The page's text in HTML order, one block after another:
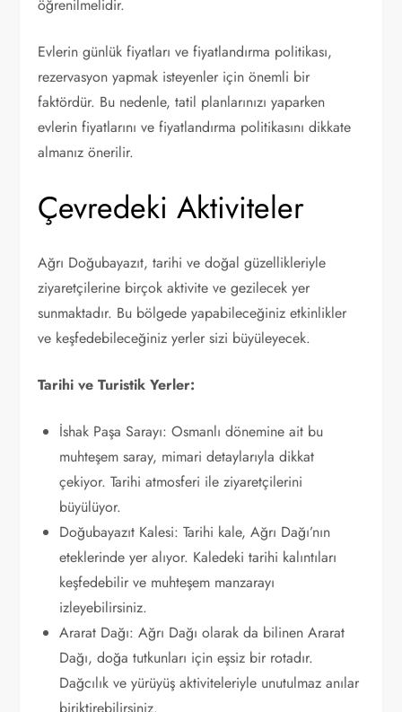
öğrenilmelidir.
Evlerin günlük fiyatları ve fiyatlandırma politikası,
rezervasyon yapmak isteyenler için önemli bir
faktördür. Bu nedenle, tatil planlarınızı yaparken
evlerin fiyatlarını ve fiyatlandırma politikasını dikkate
almanız önerilir.
Çevredeki Aktiviteler
Ağrı Doğubayazıt, tarihi ve doğal güzellikleriyle
ziyaretçilerine birçok aktivite ve gezilecek yer
sunmaktadır. Bu bölgede yapabileceğiniz etkinlikler
ve keşfedebileceğiniz yerler sizi büyüleyecek.
Tarihi ve Turistik Yerler:
İshak Paşa Sarayı: Osmanlı dönemine ait bu
muhteşem saray, mimari detaylarıyla dikkat
çekiyor. Tarihi atmosferi ile ziyaretçilerini
büyülüyor.
Doğubayazıt Kalesi: Tarihi kale, Ağrı Dağı’nın
eteklerinde yer alıyor. Kaledeki tarihi kalıntıları
keşfedebilir ve muhteşem manzarayı
izleyebilirsiniz.
Ararat Dağı: Ağrı Dağı olarak da bilinen Ararat
Dağı, doğa tutkunları için eşsiz bir rotadır.
Dağcılık ve yürüyüş aktiviteleriyle unutulmaz anılar